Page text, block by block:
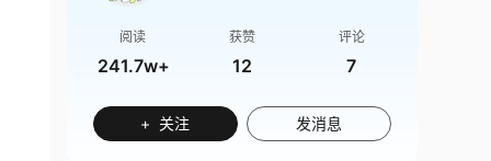
阅读
241.7w+
获赞
12
评论
7
+ 关注 发消息